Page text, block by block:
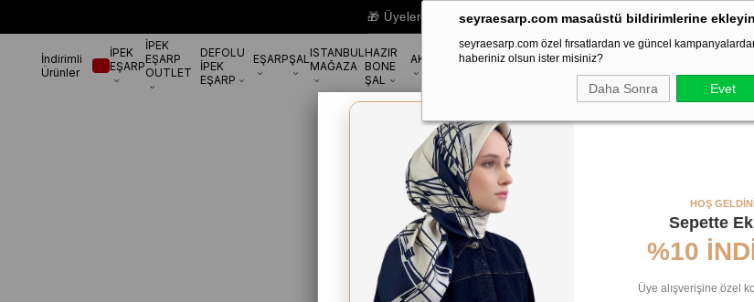
seyraesarp.com masaüstü bildirimlerine
seyraesarp.com özel fırsatlardan ve güncel
haberiniz olsun ister misiniz?
Daha Sonra Evet
🎁 Üyelere Özel Sepette%10 EKSTRA İNDİRİM HEDİYE ÇEKİ!
İndirimli
Ürünler
İPEK
EŞARP
İPEK
EŞARP
OUTLET
DEFOLU
İPEK
EŞARP
EŞARPŞALISTANBUL
MAĞAZA
HAZIR
BONE
ŞAL
AKSESUARMARKALAR
HOŞ
Sepette
%10
Üye alışverişine özel